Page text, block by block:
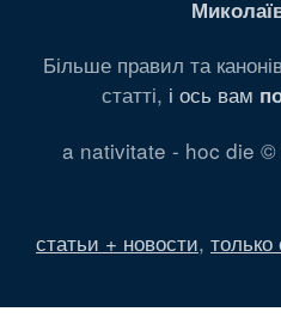
Більше правил та
статті, і ось вам
a nativitate - hoc die ©
статьи + новости, только